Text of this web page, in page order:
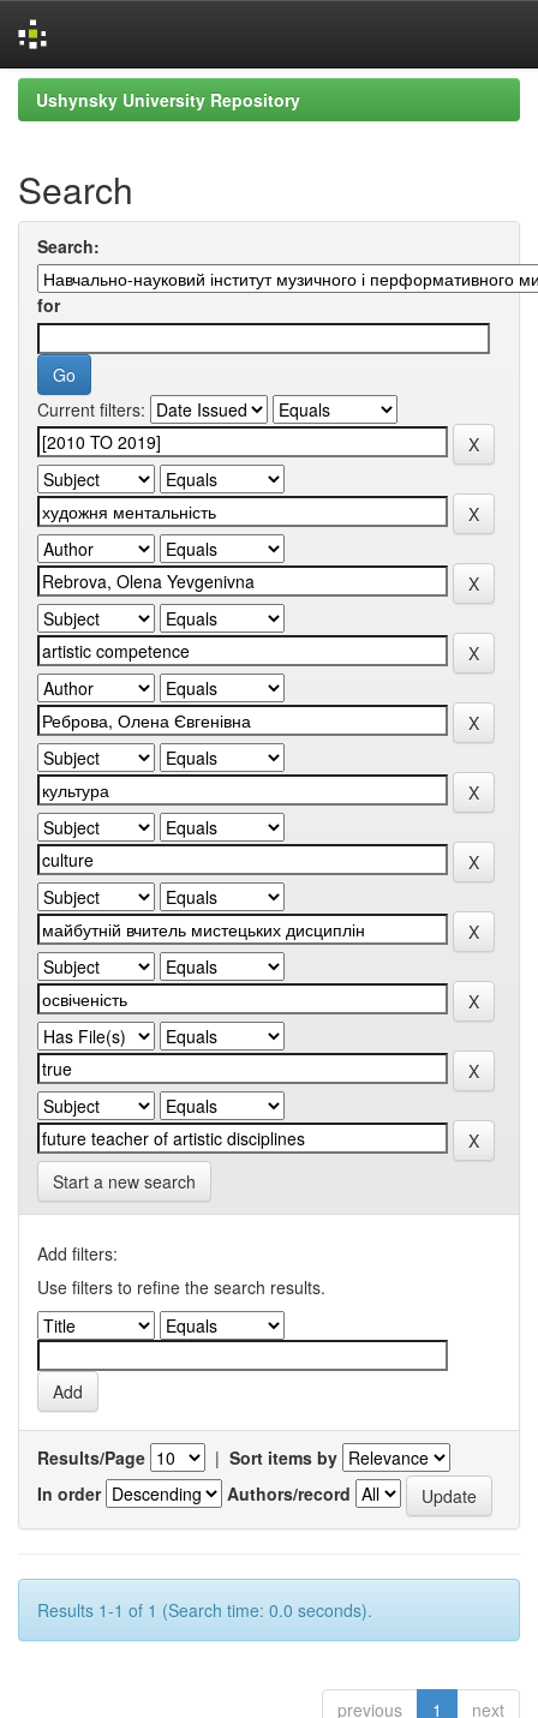
Skip
navigation
Ushynsky University Repository
Search
Search:
for
Current filters:
Start a new search
Add filters:
Use filters to refine the search results.
Results/Page | Sort items by
In order
Authors/record
Results 1-1 of 1 (Search time: 0.0 seconds).
previous 1 next